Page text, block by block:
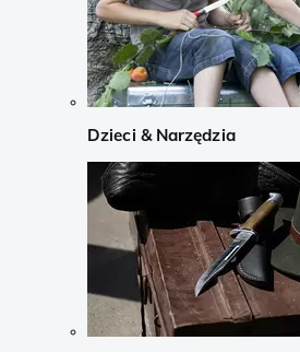
Dzieci & Narzędzia